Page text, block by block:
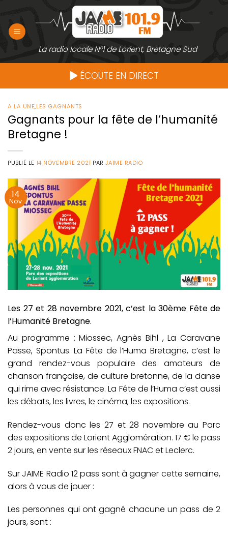
contenu
La radio locale N°1 de Lorient, Bretagne Sud
ÉCOUTE EN DIRECT
A LA UNE,LES GAGNANTS
Gagnants pour la fête de l’humanité
Bretagne !
PUBLIÉ LE 14 NOVEMBRE 2021 PARJAIME RADIO
14
Nov
Les 27 et 28 novembre 2021, c’est la 30ème Fête de
l’Humanité Bretagne.
Au programme : Miossec, Agnès Bihl , La Caravane
Passe, Spontus. La Fête de l’Huma Bretagne, c’est le
grand rendez-vous populaire des amateurs de
chanson française, de culture bretonne, de la danse
qui rime avec résistance. La Fête de l’Huma c’est aussi
les débats, les livres, le cinéma, les expositions.
Rendez-vous donc les 27 et 28 novembre au Parc
des expositions de Lorient Agglomération. 17 € le pass
2 jours, en vente sur les réseaux FNAC et Leclerc.
Sur JAIME Radio 12 pass sont à gagner cette semaine,
alors à vous de jouer :
Les personnes qui ont gagné chacune un pass de 2
jours, sont :